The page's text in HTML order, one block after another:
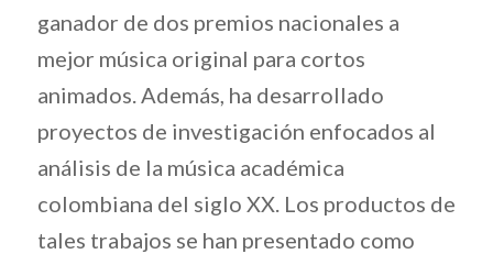
ganador de dos premios nacionales a
mejor música original para cortos
animados. Además, ha desarrollado
proyectos de investigación enfocados al
análisis de la música académica
colombiana del siglo XX. Los productos de
tales trabajos se han presentado como